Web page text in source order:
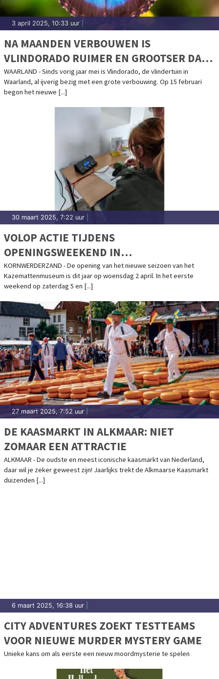
3 april 2025, 10:33 uur
NA MAANDEN VERBOUWEN IS
VLINDORADO RUIMER EN GROOTSER DAN
OOIT
WAARLAND - Sinds vorig jaar mei is Vlindorado, de vlindertuin in
Waarland, al ijverig bezig met een grote verbouwing. Op 15 februari
begon het nieuwe [...]
30 maart 2025, 7:22 uur
VOLOP ACTIE TIJDENS
OPENINGSWEEKEND IN
KAZEMATTENMUSEUM
KORNWERDERZAND - De opening van het nieuwe seizoen van het
Kazemattenmuseum is dit jaar op woensdag 2 april. In het eerste
weekend op zaterdag 5 en [...]
27 maart 2025, 7:52 uur
DE KAASMARKT IN ALKMAAR: NIET
ZOMAAR EEN ATTRACTIE
ALKMAAR - De oudste en meest iconische kaasmarkt van Nederland,
daar wil je zeker geweest zijn! Jaarlijks trekt de Alkmaarse Kaasmarkt
duizenden [...]
6 maart 2025, 16:38 uur
CITY ADVENTURES ZOEKT TESTTEAMS
VOOR NIEUWE MURDER MYSTERY GAME
Unieke kans om als eerste een nieuw moordmysterie te spelen